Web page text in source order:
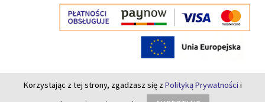
Korzystając z tej strony, zgadzasz się zPolityką Prywatności i